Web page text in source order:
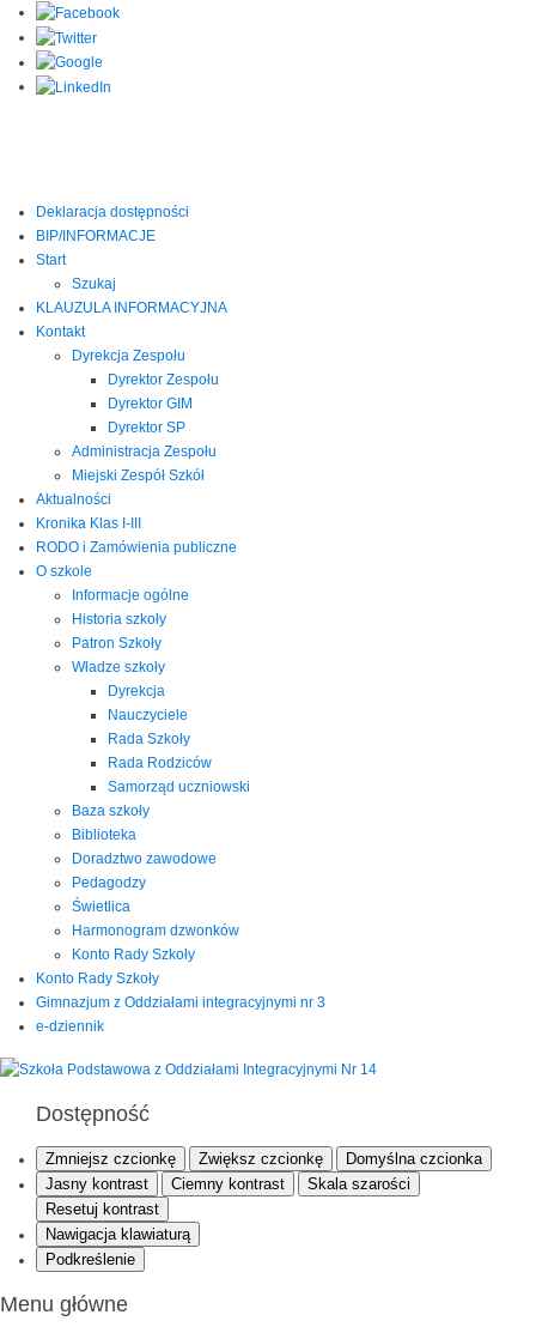
Deklaracja dostępności
BIP/INFORMACJE
Start
Szukaj
KLAUZULA INFORMACYJNA
Kontakt
Dyrekcja Zespołu
Dyrektor Zespołu
Dyrektor GIM
Dyrektor SP
Administracja Zespołu
Miejski Zespół Szkół
Aktualności
Kronika Klas I-III
RODO i Zamówienia publiczne
O szkole
Informacje ogólne
Historia szkoły
Patron Szkoły
Władze szkoły
Dyrekcja
Nauczyciele
Rada Szkoły
Rada Rodziców
Samorząd uczniowski
Baza szkoły
Biblioteka
Doradztwo zawodowe
Pedagodzy
Świetlica
Harmonogram dzwonków
Konto Rady Szkoły
Konto Rady Szkoły
Gimnazjum z Oddziałami integracyjnymi nr 3
e-dziennik
Dostępność
Zmniejsz czcionkę Zwiększ czcionkę
Domyślna czcionka
Jasny kontrast
Ciemny kontrast
Skala szarości
Resetuj kontrast
Nawigacja klawiaturą
Podkreślenie
Menu główne